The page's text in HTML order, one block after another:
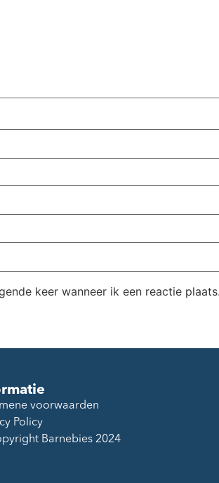
keer wanneer ik een reactie plaats.
voorwaarden
Policy
Barnebies 2024